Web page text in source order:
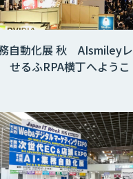
自動化展 秋 AIsmileyレ
るふRPA横丁へようこ